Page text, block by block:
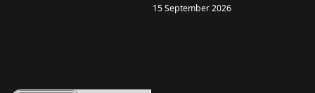
15 September 2026